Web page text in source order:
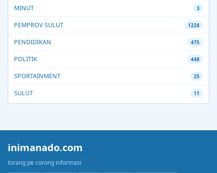
MINUT 3
PEMPROV SULUT 1228
PENDIDIKAN 475
POLITIK 448
SPORTAINMENT 25
SULUT 11
inimanado.com
torang pe corong informasi